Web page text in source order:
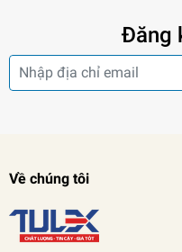
Đăng
Về chúng tôi